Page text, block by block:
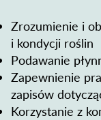
Zrozumienie i
i kondycji roślin
Podawanie
Zapewnienie
zapisów
Korzystanie z